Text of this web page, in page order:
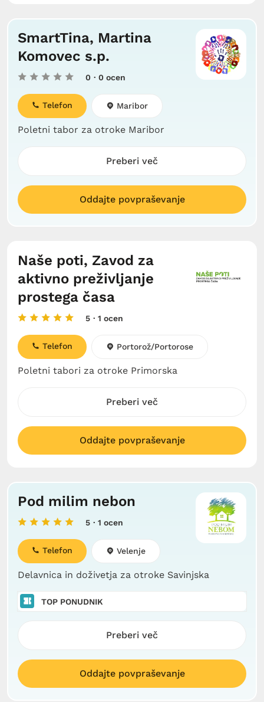
SmartTina, Martina
Komovec s.p.
0 · 0 ocen
Poletni tabor za otroke Maribor
Telefon Maribor
Preberi več
Oddajte povpraševanje
Naše poti, Zavod za
aktivno preživljanje
prostega časa
5 · 1 ocen
Poletni tabori za otroke Primorska
Telefon Portorož/Portorose
Preberi več
Oddajte povpraševanje
Pod milim nebon
5 · 1 ocen
Delavnica in doživetja za otroke Savinjska
Telefon Velenje
TOP PONUDNIK
Preberi več
Oddajte povpraševanje